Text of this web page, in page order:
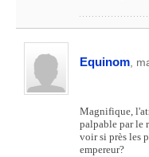
Equinom ,
Magnifique,
palpable par le
voir si près les
empereur?